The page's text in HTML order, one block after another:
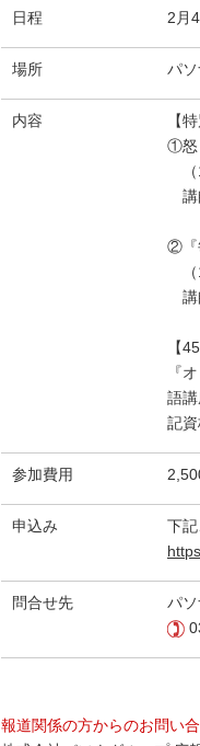
日程 2月
場所 パ
内容
【
①怒
（
講
ア
②『
（
講
【
『
語
記
参加費用
申込み
下
問合せ先
パ
報道関係の方からのお問い